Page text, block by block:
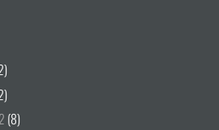
(8)